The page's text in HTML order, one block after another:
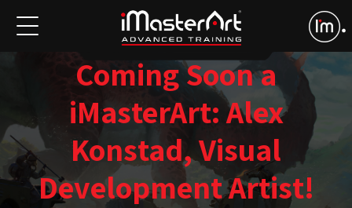
Coming Soon a
iMasterArt: Alex
Konstad, Visual
Development Artist!